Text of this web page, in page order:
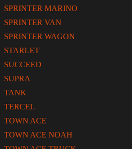
SPRINTER MARINO
SPRINTER VAN
SPRINTER WAGON
STARLET
SUCCEED
SUPRA
TANK
TERCEL
TOWN ACE
TOWN ACE NOAH